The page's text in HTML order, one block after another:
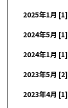
2025年1月 [1]
2024年5月 [1]
2024年1月 [1]
2023年5月 [2]
2023年4月 [1]